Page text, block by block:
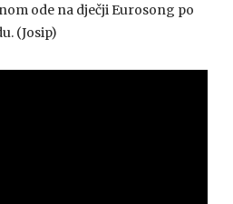
ode na dječji Eurosong po
(Josip)